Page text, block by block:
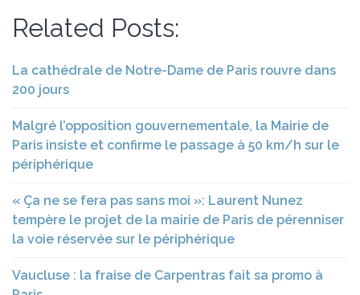
Related Posts:
La cathédrale de Notre-Dame de Paris rouvre dans
200 jours
Malgré l’opposition gouvernementale, la Mairie de
Paris insiste et confirme le passage à 50 km/h sur le
périphérique
« Ça ne se fera pas sans moi »: Laurent Nunez
tempère le projet de la mairie de Paris de pérenniser
la voie réservée sur le périphérique
Vaucluse : la fraise de Carpentras fait sa promo à